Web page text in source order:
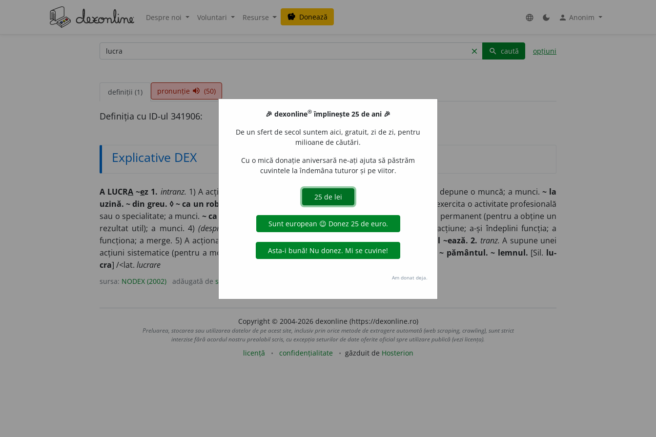
Despre noi Voluntari Resurse savings Donează language dark_mode person Anonim
clear search caută opțiuni
definiții (1) pronunție volume_up (50)
Definiția cu ID-ul 341906:
Explicative DEX
A LUCRA ~ez 1. intranz. 1) A acționa depunând eforturi susținute (fizice sau intelectuale); a depune o muncă; a munci. ~ la
uzină. ~ din greu. ◊ ~ ca un rob a presta o muncă foarte grea, obosind peste măsură. 2) A exercita o activitate profesională
sau o specialitate; a munci. ~ ca medic.
3) A depune un efort fizic sau/și intelectual susținut permanent (pentru a obține un
rezultat util); a munci. 4)(despre mecanisme, vehicule, organe, mașini, aparate etc.)
A fi în acțiune; a-și îndeplini funcția; a
funcționa; a merge. 5) A acționa în mod eficace; a avea efect.Legea ~ează. Medicamentul ~ează. 2. tranz. A supune unei
acțiuni sistematice (pentru a modifica forma, a face folositor etc.); a modifica prin muncă.~ pământul. ~ lemnul. [Sil. lu-
cra] /<lat. lucrare
sursa: NODEX (2002) adăugată de siveco
Copyright © 2004-2026 dexonline (https://dexonline.ro)
Preluarea, stocarea sau utilizarea datelor de pe acest site, inclusiv prin orice metode de extragere automată (web scraping, crawling), sunt strict
interzise fără acordul nostru prealabil scris, cu excepția seturilor de date oferite oficial spre utilizare publică (vezi licența).
licență confidențialitate găzduit de Hosterion
🎉 dexonline® împlinește 25 de ani 🎉
De un sfert de secol suntem aici, gratuit, zi de zi, pentru
milioane de căutări.
Cu o mică donație aniversară ne-ați ajuta să păstrăm
cuvintele la îndemâna tuturor și pe viitor.
Am donat deja.